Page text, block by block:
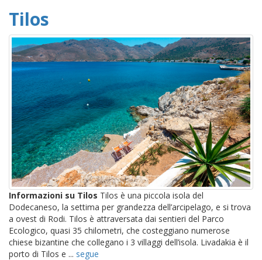
Tilos
Informazioni su Tilos Tilos è una piccola isola del
Dodecaneso, la settima per grandezza dell’arcipelago, e si trova
a ovest di Rodi. Tilos è attraversata dai sentieri del Parco
Ecologico, quasi 35 chilometri, che costeggiano numerose
chiese bizantine che collegano i 3 villaggi dell’isola. Livadakia è il
porto di Tilos e ... segue